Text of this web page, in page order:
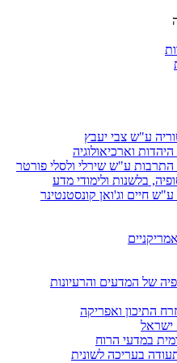
ע"ש צבי יעבץ
וארכיאולוגיה
ע"ש שירלי ולסלי פורטר
בלשנות ולימודי מדע
חיים וג'ואן קונסטנטינר
של המדעים והרעיונות
התיכון ואפריקה
ישראל
במדעי הרוח
בעריכה לשונית